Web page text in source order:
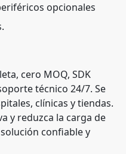
opcionales
cero MOQ, SDK
técnico 24/7. Se
clínicas y tiendas.
y reduzca la carga de
confiable y